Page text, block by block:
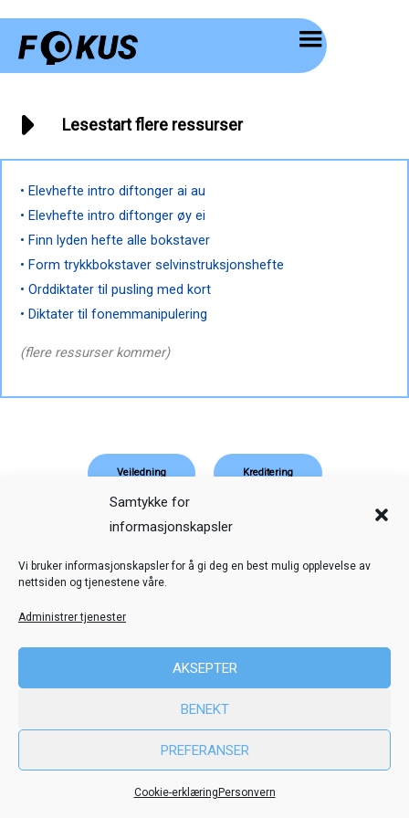
Samtykke for
informasjonskapsler
Vi bruker informasjonskapsler for å gi deg en best mulig opplevelse av
nettsiden og tjenestene våre.
Administrer tjenester
AKSEPTER
BENEKT
PREFERANSER
Cookie-erklæring Personvern
Lesestart flere ressurser
• Elevhefte intro diftonger ai au
• Elevhefte intro diftonger øy ei
• Finn lyden hefte alle bokstaver
• Form trykkbokstaver selvinstruksjonshefte
• Orddiktater til pusling med kort
• Diktater til fonemmanipulering
(flere ressurser kommer)
Veiledning Kreditering
Nettstedskart Personvern
© Toril Karstad Kreativ Læring
Fokus digital læringsressurs er utviklet i samarbeid med Dysleksi
ved hjelp av midler fra Stiftelsen Dam.